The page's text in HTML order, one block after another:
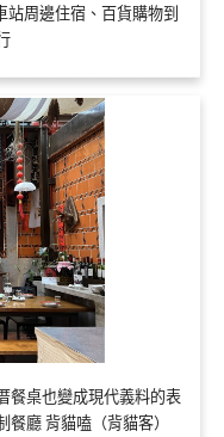
站周邊住宿、百貨購物到
餐桌也變成現代義料的表
廳 背貓嗑（背貓客）